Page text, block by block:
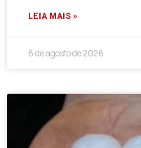
LEIA MAIS »
6 de agosto de 2026